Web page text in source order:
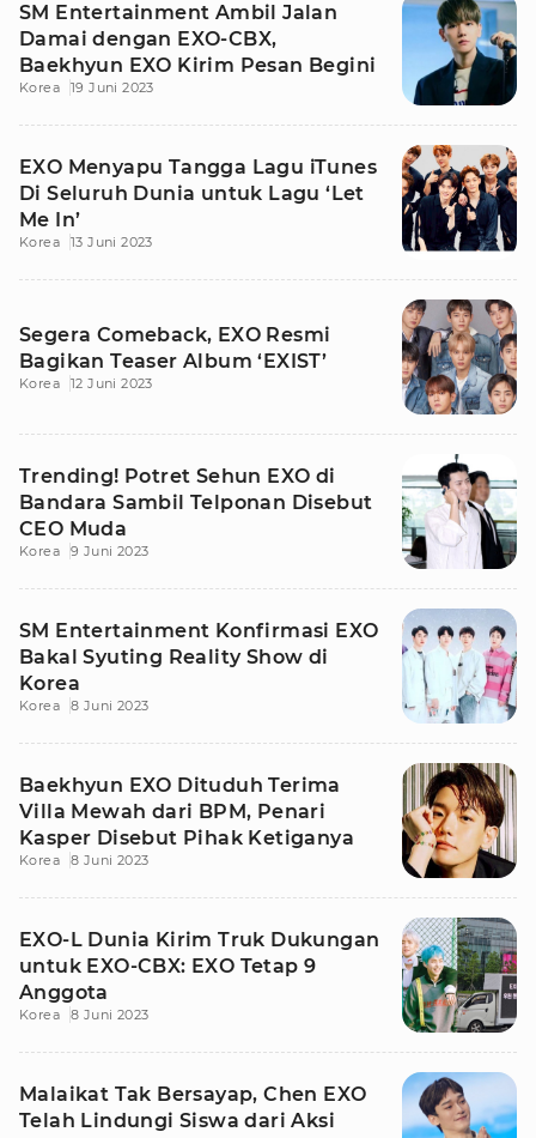
SM Entertainment Ambil Jalan
Damai dengan EXO-CBX,
Baekhyun EXO Kirim Pesan Begini
Korea 19 Juni 2023
EXO Menyapu Tangga Lagu iTunes
Di Seluruh Dunia untuk Lagu ‘Let
Me In’
Korea 13 Juni 2023
Segera Comeback, EXO Resmi
Bagikan Teaser Album ‘EXIST’
Korea 12 Juni 2023
Trending! Potret Sehun EXO di
Bandara Sambil Telponan Disebut
CEO Muda
Korea 9 Juni 2023
SM Entertainment Konfirmasi EXO
Bakal Syuting Reality Show di
Korea
Korea 8 Juni 2023
Baekhyun EXO Dituduh Terima
Villa Mewah dari BPM, Penari
Kasper Disebut Pihak Ketiganya
Korea 8 Juni 2023
EXO-L Dunia Kirim Truk Dukungan
untuk EXO-CBX: EXO Tetap 9
Anggota
Korea 8 Juni 2023
Malaikat Tak Bersayap, Chen EXO
Telah Lindungi Siswa dari Aksi